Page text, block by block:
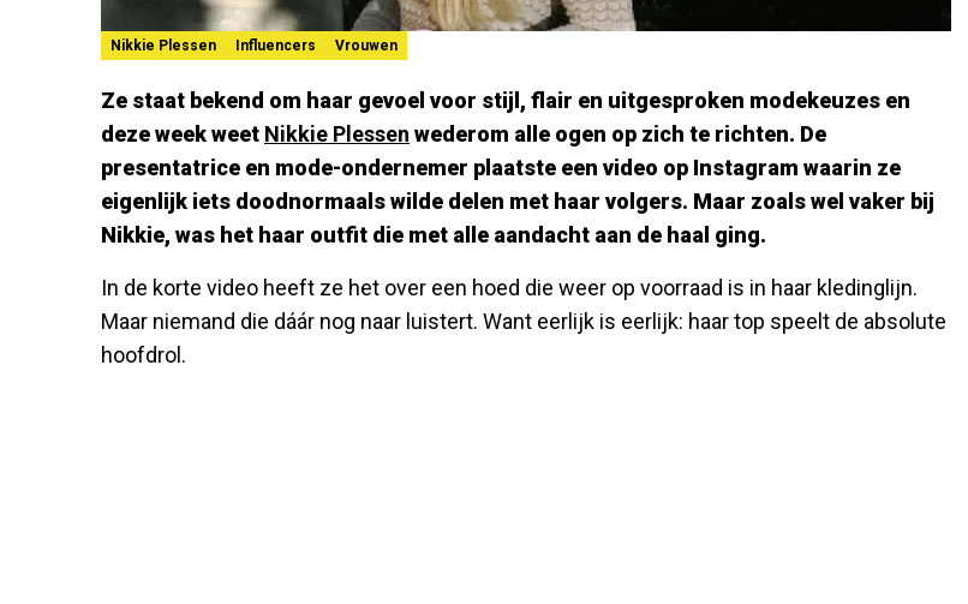
Nikkie Plessen Influencers Vrouwen
Ze staat bekend om haar gevoel voor stijl, flair en uitgesproken modekeuzes en
deze week weet Nikkie Plessen wederom alle ogen op zich te richten. De
presentatrice en mode-ondernemer plaatste een video op Instagram waarin ze
eigenlijk iets doodnormaals wilde delen met haar volgers. Maar zoals wel vaker bij
Nikkie, was het haar outfit die met alle aandacht aan de haal ging.
In de korte video heeft ze het over een hoed die weer op voorraad is in haar kledinglijn.
Maar niemand die dáár nog naar luistert. Want eerlijk is eerlijk: haar top speelt de absolute
hoofdrol.